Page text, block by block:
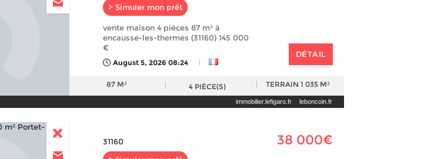
> Simuler mon prêt
vente maison 4 pièces 87 m² à
encausse-les-thermes (31160) 145 000
€
August 5, 2026 08:24 |
DÉTAIL
87 M² 4 PIÈCE(S) TERRAIN 1 035 M²
immobilier.lefigaro.fr leboncoin.fr
31160 38 000€